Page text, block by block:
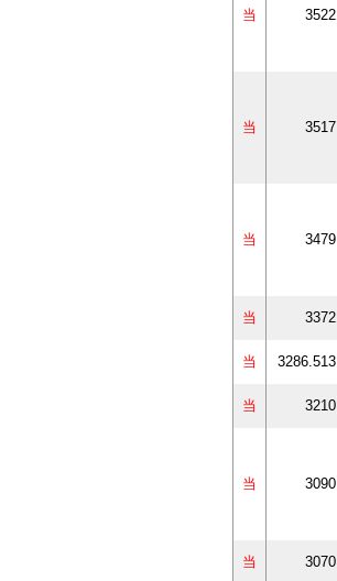
当 3522
当 3517
当 3479
当 3372
当 3286.513
当 3210
当 3090
当 3070